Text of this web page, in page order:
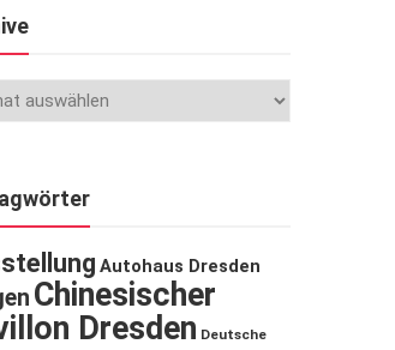
Autohaus Dresden
Chinesischer
Dresden Deutsche